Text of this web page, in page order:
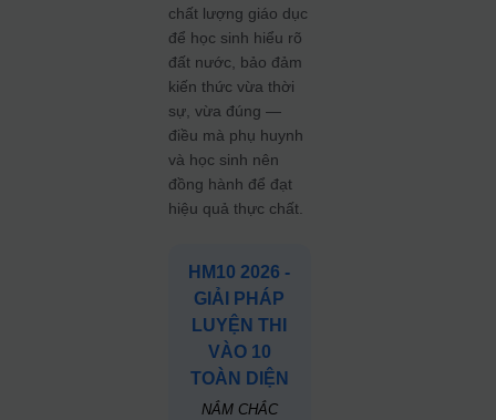
chất lượng giáo dục
để học sinh hiểu rõ
đất nước, bảo đảm
kiến thức vừa thời
sự, vừa đúng —
điều mà phụ huynh
và học sinh nên
đồng hành để đạt
hiệu quả thực chất.
HM10 2026 -
GIẢI PHÁP
LUYỆN THI
VÀO 10
TOÀN DIỆN
NẮM CHẮC